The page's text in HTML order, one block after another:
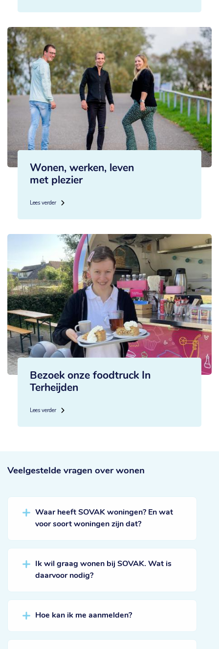
Wonen, werken, leven
met plezier
Lees verder
Bezoek onze foodtruck In
Terheijden
Lees verder
Veelgestelde vragen over wonen
Waar heeft SOVAK woningen? En wat
voor soort woningen zijn dat?
Ik wil graag wonen bij SOVAK. Wat is
daarvoor nodig?
Hoe kan ik me aanmelden?